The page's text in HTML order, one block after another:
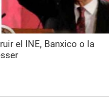
el INE, Banxico o la